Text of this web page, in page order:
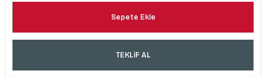
Sepete Ekle
TEKLİF AL